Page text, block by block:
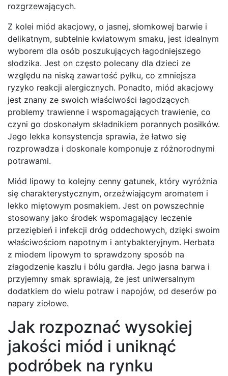
rozgrzewających.
Z kolei miód akacjowy, o jasnej, słomkowej barwie i
delikatnym, subtelnie kwiatowym smaku, jest idealnym
wyborem dla osób poszukujących łagodniejszego
słodzika. Jest on często polecany dla dzieci ze
względu na niską zawartość pyłku, co zmniejsza
ryzyko reakcji alergicznych. Ponadto, miód akacjowy
jest znany ze swoich właściwości łagodzących
problemy trawienne i wspomagających trawienie, co
czyni go doskonałym składnikiem porannych posiłków.
Jego lekka konsystencja sprawia, że łatwo się
rozprowadza i doskonale komponuje z różnorodnymi
potrawami.
Miód lipowy to kolejny cenny gatunek, który wyróżnia
się charakterystycznym, orzeźwiającym aromatem i
lekko miętowym posmakiem. Jest on powszechnie
stosowany jako środek wspomagający leczenie
przeziębień i infekcji dróg oddechowych, dzięki swoim
właściwościom napotnym i antybakteryjnym. Herbata
z miodem lipowym to sprawdzony sposób na
złagodzenie kaszlu i bólu gardła. Jego jasna barwa i
przyjemny smak sprawiają, że jest uniwersalnym
dodatkiem do wielu potraw i napojów, od deserów po
napary ziołowe.
Jak rozpoznać wysokiej
jakości miód i uniknąć
podróbek na rynku